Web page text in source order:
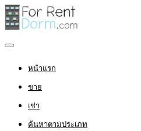
หน้าแรก
ขาย
เช่า
ค้นหาตามประเภท